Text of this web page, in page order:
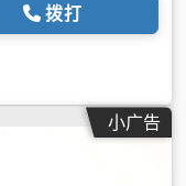
拨打
小广告